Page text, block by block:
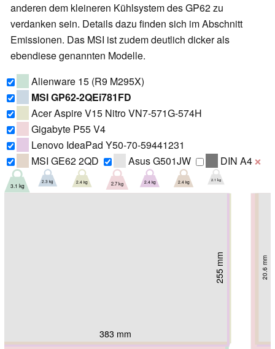
anderen dem kleineren Kühlsystem des GP62 zu
verdanken sein. Details dazu finden sich im Abschnitt
Emissionen. Das MSI ist zudem deutlich dicker als
ebendiese genannten Modelle.
Alienware 15 (R9 M295X)
MSI GP62-2QEi781FD
Acer Aspire V15 Nitro VN7-571G-574H
Gigabyte P55 V4
Lenovo IdeaPad Y50-70-59441231
MSI GE62 2QD
Asus G501JW DIN A4 ❌
386 mm
270 mm 34 mm
3.1 kg
388 mm
260 mm 30.6 mm
2.3 kg
390 mm
258 mm 24 mm
2.4 kg
380 mm
269 mm 34 mm
2.7 kg
387 mm
263.4 mm 23.9 mm
2.4 kg
383 mm
260 mm 27 mm
2.4 kg
383 mm
255 mm 20.6 mm
2.1 kg